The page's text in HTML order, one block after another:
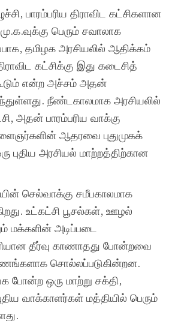
பாரம்பரிய திராவிட கட்சிகளான
பெரும் சவாலாக
தமிழக அரசியலில் ஆதிக்கம்
கட்சிக்கு இது கடைசித்
என்ற அச்சம் அதன்
நீண்டகாலமாக அரசியலில்
அதன் பாரம்பரிய வாக்கு
ஆதரவை புதுமுகக்
புதிய அரசியல் மாற்றத்திற்கான
செல்வாக்கு சமீபகாலமாக
உட்கட்சி பூசல்கள், ஊழல்
மக்களின் அடிப்படை
தீர்வு காணாதது போன்றவை
சொல்லப்படுகின்றன.
போன்ற ஒரு மாற்று சக்தி,
வாக்காளர்கள் மத்தியில் பெரும்